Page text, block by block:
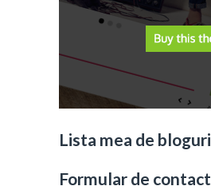
Lista mea de bloguri
Formular de contact